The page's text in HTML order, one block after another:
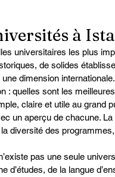
à
universitaires les plus
de solides
dimension
: quelles sont les
claire et utile au grand
un aperçu de chacune.
diversité des
pas une seule
d’études, de la langue